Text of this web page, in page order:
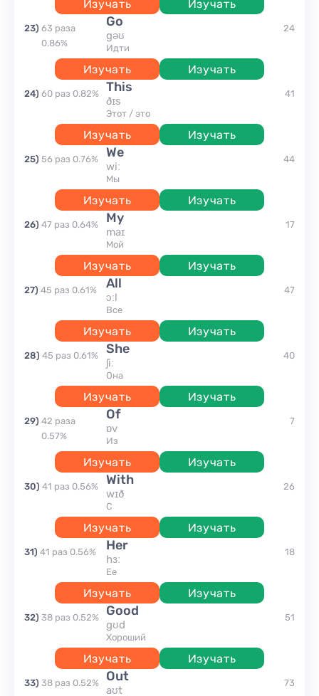
Изучать Изучать
23) 63 раза
0.86%
go
gəʊ
идти
Изучать Изучать
24
24) 60 раз 0.82% this
ðɪs
этот / это
Изучать Изучать
41
25) 56 раз 0.76% we
wiː
мы
Изучать Изучать
44
26) 47 раз 0.64% my
maɪ
мой
Изучать Изучать
17
27) 45 раз 0.61% all
ɔːl
все
Изучать Изучать
47
28) 45 раз 0.61% she
ʃiː
она
Изучать Изучать
40
29) 42 раза
0.57%
of
ɒv
Из
Изучать Изучать
7
30) 41 раз 0.56% with
wɪð
с
Изучать Изучать
26
31) 41 раз 0.56% her
hɜː
ее
Изучать Изучать
18
32) 38 раз 0.52% good
gʊd
хороший
Изучать Изучать
51
33) 38 раз 0.52% out
aʊt
73